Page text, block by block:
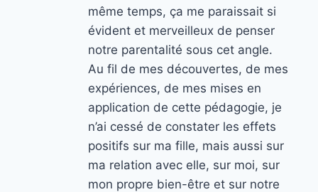
même temps, ça me paraissait si
évident et merveilleux de penser
notre parentalité sous cet angle.
Au fil de mes découvertes, de mes
expériences, de mes mises en
application de cette pédagogie, je
n’ai cessé de constater les effets
positifs sur ma fille, mais aussi sur
ma relation avec elle, sur moi, sur
mon propre bien-être et sur notre